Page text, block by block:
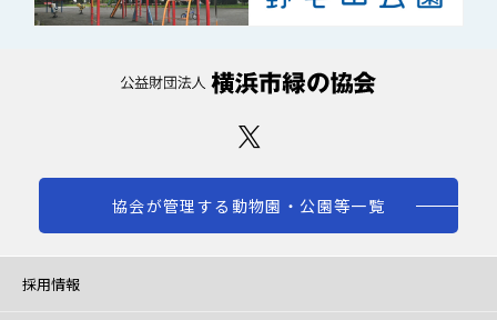
協会が管理する動物園・公園等一覧
採用情報